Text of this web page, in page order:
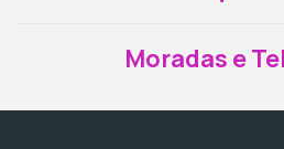
Moradas e